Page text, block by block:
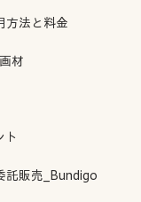
方法と料金
材
ト
託販売_Bundigo